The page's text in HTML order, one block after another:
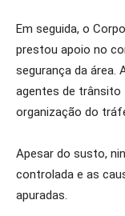
Em seguida, o
prestou apoio no
segurança da área.
agentes de trânsito
organização do
Apesar do susto,
controlada e as
apuradas.